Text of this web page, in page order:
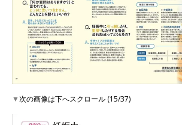
▼次の画像は下へスクロール (15/37)